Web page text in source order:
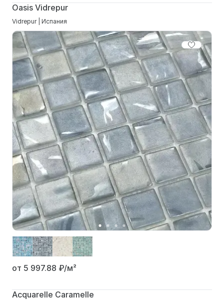
Oasis Vidrepur
Vidrepur | Испания
от 5 997.88 ₽/м²
Acquarelle Caramelle